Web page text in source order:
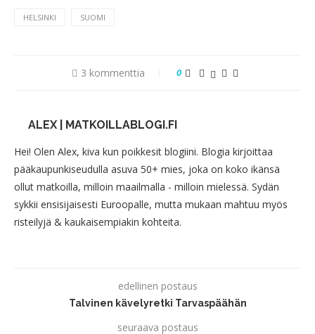
HELSINKI SUOMI
3 kommenttia 0
ALEX | MATKOILLABLOGI.FI
Hei! Olen Alex, kiva kun poikkesit blogiini. Blogia kirjoittaa
pääkaupunkiseudulla asuva 50+ mies, joka on koko ikänsä
ollut matkoilla, milloin maailmalla - milloin mielessä. Sydän
sykkii ensisijaisesti Euroopalle, mutta mukaan mahtuu myös
risteilyjä & kaukaisempiakin kohteita.
edellinen postaus
Talvinen kävelyretki Tarvaspäähän
seuraava postaus